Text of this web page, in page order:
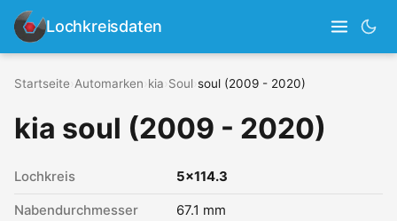
Lochkreisdaten
Startseite Automarken kia Soul soul (2009 - 2020)
kia soul (2009 - 2020)
Lochkreis 5x114.3
Nabendurchmesser 67.1 mm